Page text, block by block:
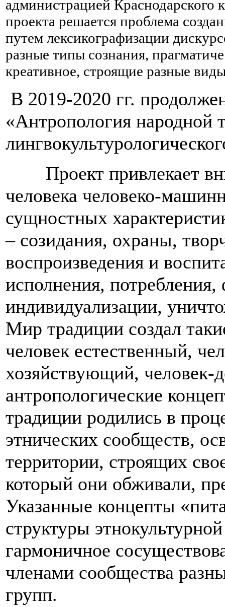
администрацией Краснодарского
проекта решается проблема
путем лексикографизации
разные типы сознания,
креативное, строящие разные
В 2019-2020 гг.
«Антропология народной
Проект привлекает
человека человеко-
сущностных
– созидания, охраны,
воспроизведения и
исполнения,
индивидуализации,
Мир традиции создал
человек естественный,
хозяйствующий, человек-
антропологические
традиции родились в
этнических сообществ,
территории, строящих
который они обживали,
Указанные концепты
структуры
гармоничное
членами сообщества
групп.